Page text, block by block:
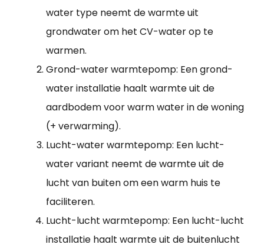
water type neemt de warmte uit
grondwater om het CV-water op te
warmen.
Grond-water warmtepomp: Een grond-
water installatie haalt warmte uit de
aardbodem voor warm water in de woning
(+ verwarming).
Lucht-water warmtepomp: Een lucht-
water variant neemt de warmte uit de
lucht van buiten om een warm huis te
faciliteren.
Lucht-lucht warmtepomp: Een lucht-lucht
installatie haalt warmte uit de buitenlucht